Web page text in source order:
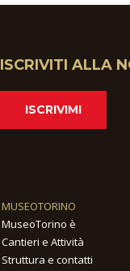
ISCRIVITI ALLA
ISCRIVIMI
MUSEOTORINO
MuseoTorino è
Cantieri e Attività
Struttura e contatti